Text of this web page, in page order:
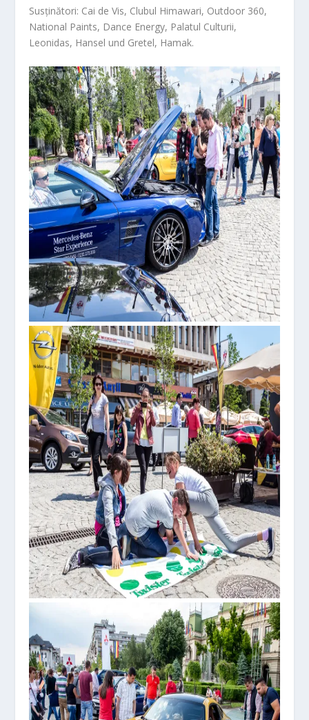
Susținători: Cai de Vis, Clubul Himawari, Outdoor 360,
National Paints, Dance Energy, Palatul Culturii,
Leonidas, Hansel und Gretel, Hamak.